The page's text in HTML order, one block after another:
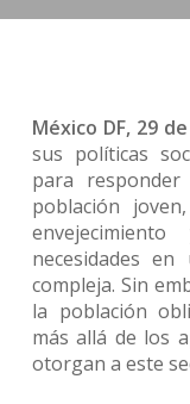
México DF, 29
sus políticas
para
población
necesidades
compleja. Sin
la población
más allá de los
otorgan a este